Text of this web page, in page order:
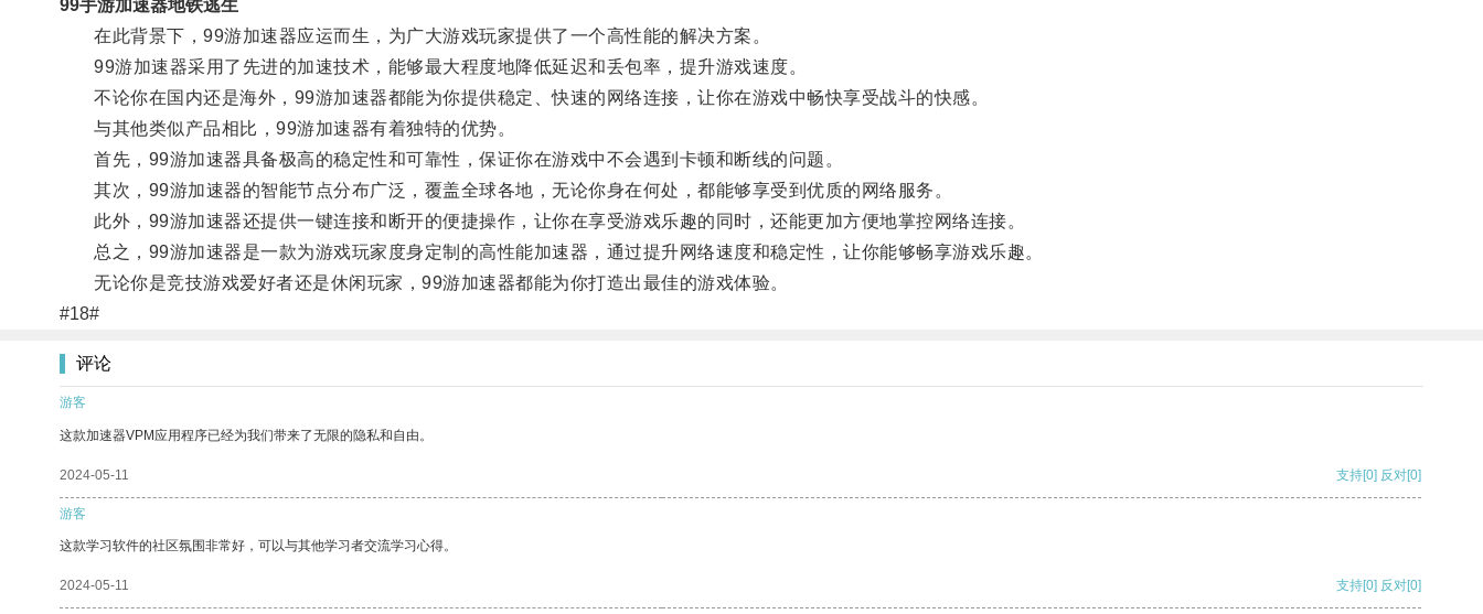
99手游加速器地铁逃生
在此背景下，99游加速器应运而生，为广大游戏玩家提供了一个高性能的解决方案。
99游加速器采用了先进的加速技术，能够最大程度地降低延迟和丢包率，提升游戏速度。
不论你在国内还是海外，99游加速器都能为你提供稳定、快速的网络连接，让你在游戏中畅快享受战斗的快感。
与其他类似产品相比，99游加速器有着独特的优势。
首先，99游加速器具备极高的稳定性和可靠性，保证你在游戏中不会遇到卡顿和断线的问题。
其次，99游加速器的智能节点分布广泛，覆盖全球各地，无论你身在何处，都能够享受到优质的网络服务。
此外，99游加速器还提供一键连接和断开的便捷操作，让你在享受游戏乐趣的同时，还能更加方便地掌控网络连接。
总之，99游加速器是一款为游戏玩家度身定制的高性能加速器，通过提升网络速度和稳定性，让你能够畅享游戏乐趣。
无论你是竞技游戏爱好者还是休闲玩家，99游加速器都能为你打造出最佳的游戏体验。
#18#
评论
游客
这款加速器VPM应用程序已经为我们带来了无限的隐私和自由。
2024-05-11 支持[0] 反对[0]
游客
这款学习软件的社区氛围非常好，可以与其他学习者交流学习心得。
2024-05-11 支持[0] 反对[0]